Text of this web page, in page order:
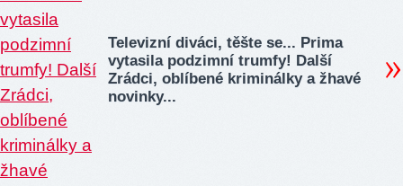
Televizní diváci, těšte se... Prima
vytasila podzimní trumfy! Další
Zrádci, oblíbené kriminálky a žhavé
novinky...